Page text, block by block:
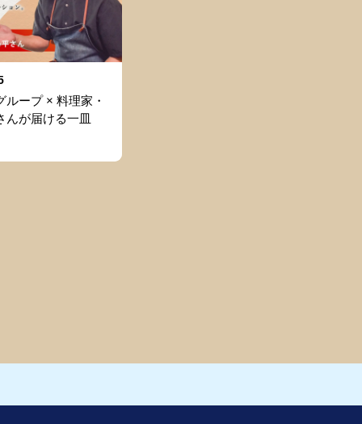
ループ × 料理家・
んが届ける一皿